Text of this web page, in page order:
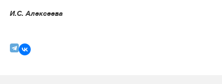
И.С. Алексеева